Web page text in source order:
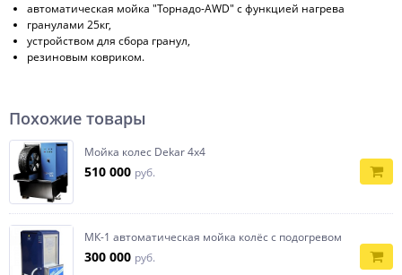
автоматическая мойка "Торнадо-AWD" с функцией нагрева
гранулами 25кг,
устройством для сбора гранул,
резиновым ковриком.
Похожие товары
Мойка колес Dekar 4х4
510 000 руб.
МК-1 автоматическая мойка колёс с подогревом
300 000 руб.